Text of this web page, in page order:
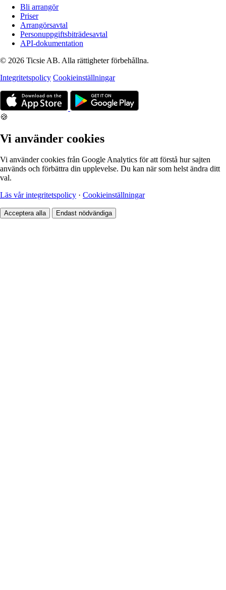
Bli arrangör
Priser
Arrangörsavtal
Personuppgiftsbiträdesavtal
API-dokumentation
© 2026 Ticsie AB. Alla rättigheter förbehållna.
Integritetspolicy Cookieinställningar
🍪
Vi använder cookies
Vi använder cookies från Google Analytics för att förstå hur sajten
används och förbättra din upplevelse. Du kan när som helst ändra ditt
val.
Läs vår integritetspolicy · Cookieinställningar
Acceptera alla Endast nödvändiga